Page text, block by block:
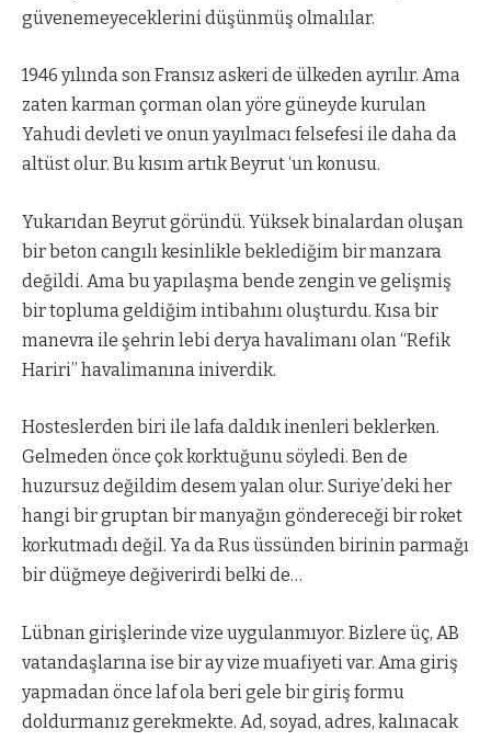
güvenemeyeceklerini düşünmüş olmalılar.
1946 yılında son Fransız askeri de ülkeden ayrılır. Ama
zaten karman çorman olan yöre güneyde kurulan
Yahudi devleti ve onun yayılmacı felsefesi ile daha da
altüst olur. Bu kısım artık Beyrut ‘un konusu.
Yukarıdan Beyrut göründü. Yüksek binalardan oluşan
bir beton cangılı kesinlikle beklediğim bir manzara
değildi. Ama bu yapılaşma bende zengin ve gelişmiş
bir topluma geldiğim intibahını oluşturdu. Kısa bir
manevra ile şehrin lebi derya havalimanı olan “Refik
Hariri” havalimanına iniverdik.
Hosteslerden biri ile lafa daldık inenleri beklerken.
Gelmeden önce çok korktuğunu söyledi. Ben de
huzursuz değildim desem yalan olur. Suriye’deki her
hangi bir gruptan bir manyağın göndereceği bir roket
korkutmadı değil. Ya da Rus üssünden birinin parmağı
bir düğmeye değiverirdi belki de…
Lübnan girişlerinde vize uygulanmıyor. Bizlere üç, AB
vatandaşlarına ise bir ay vize muafiyeti var. Ama giriş
yapmadan önce laf ola beri gele bir giriş formu
doldurmanız gerekmekte. Ad, soyad, adres, kalınacak